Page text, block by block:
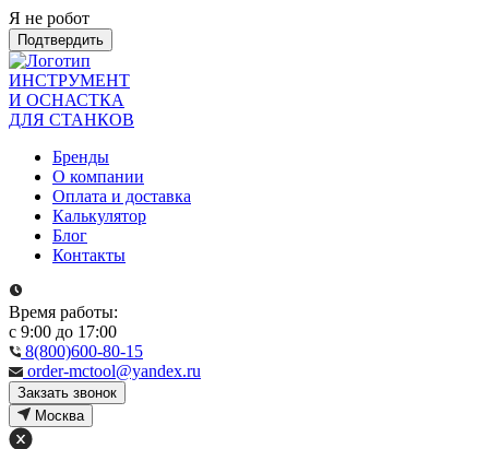
Я не робот
Подтвердить
ИНСТРУМЕНТ
И ОСНАСТКА
ДЛЯ СТАНКОВ
Бренды
О компании
Оплата и доставка
Калькулятор
Блог
Контакты
Время работы:
с 9:00 до 17:00
8(800)600-80-15
order-mctool@yandex.ru
Закзать звонок
Москва